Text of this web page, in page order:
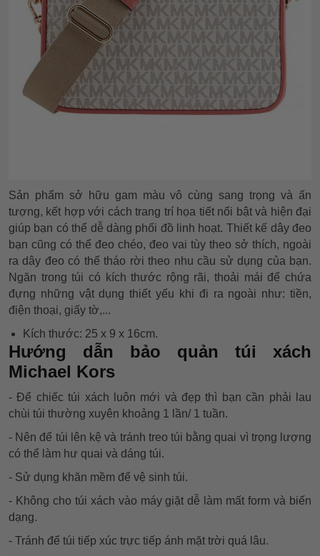
Sản phẩm sở hữu gam màu vô cùng sang trọng và ấn
tượng, kết hợp với cách trang trí họa tiết nổi bật và hiện đại
giúp bạn có thể dễ dàng phối đồ linh hoạt. Thiết kế dây đeo
bạn cũng có thể đeo chéo, đeo vai tùy theo sở thích, ngoài
ra dây đeo có thể tháo rời theo nhu cầu sử dụng của bạn.
Ngăn trong túi có kích thước rộng rãi, thoải mái để chứa
đựng những vật dụng thiết yếu khi đi ra ngoài như: tiền,
điện thoại, giấy tờ,...
Kích thước: 25 x 9 x 16cm.
Hướng dẫn bảo quản túi xách
Michael Kors
- Để chiếc túi xách luôn mới và đẹp thì bạn cần phải lau
chùi túi thường xuyên khoảng 1 lần/ 1 tuần.
- Nên để túi lên kệ và tránh treo túi bằng quai vì trọng lượng
có thể làm hư quai và dáng túi.
- Sử dụng khăn mềm để vệ sinh túi.
- Không cho túi xách vào máy giặt dễ làm mất form và biến
dạng.
- Tránh để túi tiếp xúc trực tiếp ánh mặt trời quá lâu.